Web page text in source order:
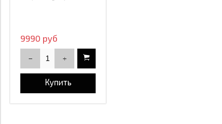
9990 руб
Купить